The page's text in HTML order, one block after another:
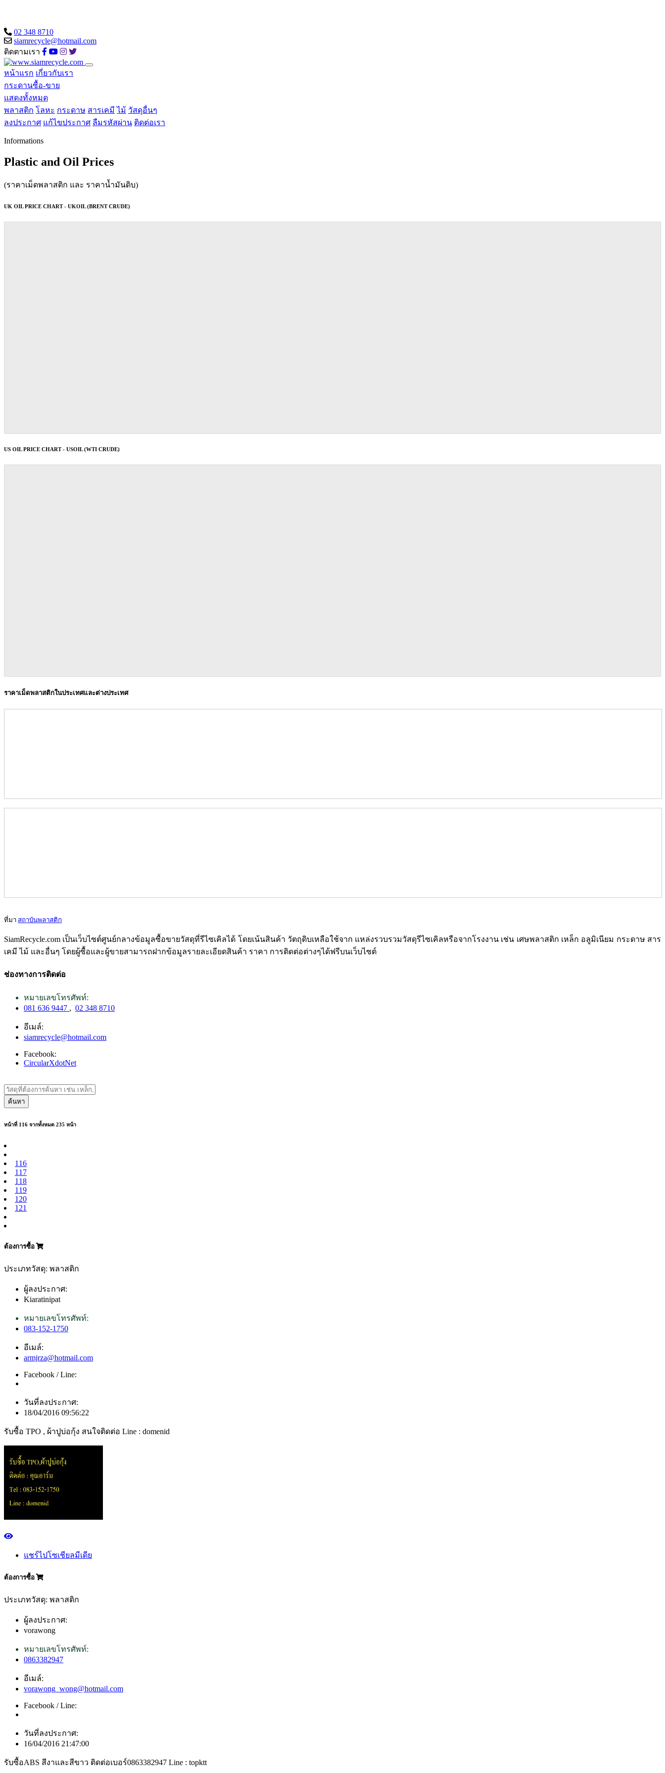
02 348 8710
siamrecycle@hotmail.com
ติดตามเรา
หน้าแรก เกี่ยวกับเรา
กระดานซื้อ-ขาย
แสดงทั้งหมด
พลาสติก โลหะ กระดาษ สารเคมี ไม้ วัสดุอื่นๆ
ลงประกาศ แก้ไขประกาศ ลืมรหัสผ่าน ติดต่อเรา
Informations
Plastic and Oil Prices
(ราคาเม็ดพลาสติก และ ราคาน้ำมันดิบ)
UK OIL PRICE CHART - UKOIL (BRENT CRUDE)
US OIL PRICE CHART - USOIL (WTI CRUDE)
ราคาเม็ดพลาสติกในประเทศและต่างประเทศ
ที่มา สถาบันพลาสติก
SiamRecycle.com เป็นเว็บไซต์ศูนย์กลางข้อมูลซื้อขายวัสดุที่รีไซเคิลได้ โดยเน้นสินค้า วัตถุดิบเหลือใช้จาก แหล่งรวบรวมวัสดุรีไซเคิลหรือจากโรงงาน เช่น เศษพลาสติก เหล็ก อลูมิเนียม กระดาษ สาร
เคมี ไม้ และอื่นๆ โดยผู้ซื้อและผู้ขายสามารถฝากข้อมูลรายละเอียดสินค้า ราคา การติดต่อต่างๆได้ฟรีบนเว็บไซต์
ช่องทางการติดต่อ
หมายเลขโทรศัพท์:
081 636 9447 , 02 348 8710
อีเมล์:
siamrecycle@hotmail.com
Facebook:
CircularXdotNet
ค้นหา
หน้าที่ 116 จากทั้งหมด 235 หน้า
116
117
118
119
120
121
ต้องการซื้อ
ประเภทวัสดุ: พลาสติก
ผู้ลงประกาศ:
Kiaratinipat
หมายเลขโทรศัพท์:
083-152-1750
อีเมล์:
armjrza@hotmail.com
Facebook / Line:
วันที่ลงประกาศ:
18/04/2016 09:56:22
รับซื้อ TPO , ผ้าปูบ่อกุ้ง สนใจติดต่อ Line : domenid
แชร์ไปโซเชียลมีเดีย
ต้องการซื้อ
ประเภทวัสดุ: พลาสติก
ผู้ลงประกาศ:
vorawong
หมายเลขโทรศัพท์:
0863382947
อีเมล์:
vorawong_wong@hotmail.com
Facebook / Line:
วันที่ลงประกาศ:
16/04/2016 21:47:00
รับซื้อABS สีงาและสีขาว ติดต่อเบอร์0863382947 Line : topktt